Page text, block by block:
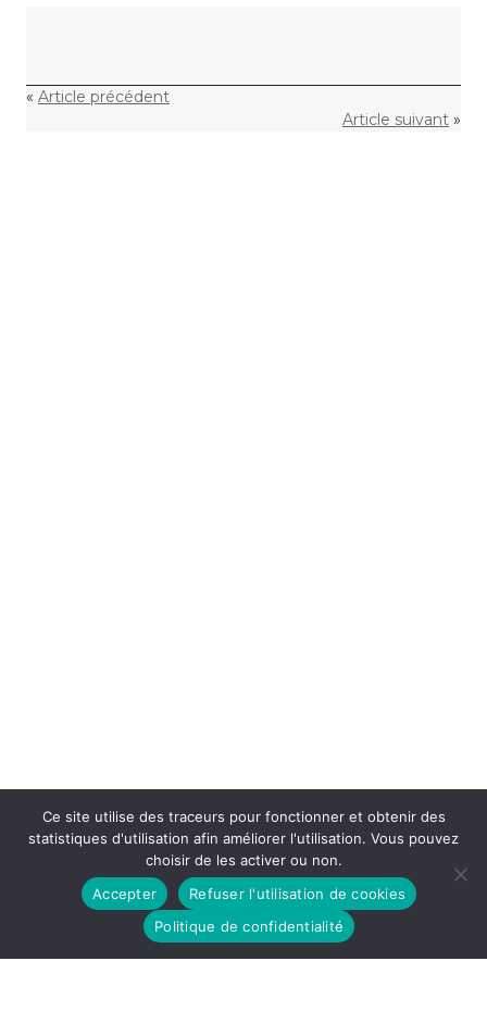
« Article précédent
Article suivant »
Ce site utilise des traceurs pour fonctionner et obtenir des
statistiques d'utilisation afin améliorer l'utilisation. Vous pouvez
choisir de les activer ou non.
Accepter
Refuser l'utilisation de cookies
Politique de confidentialité